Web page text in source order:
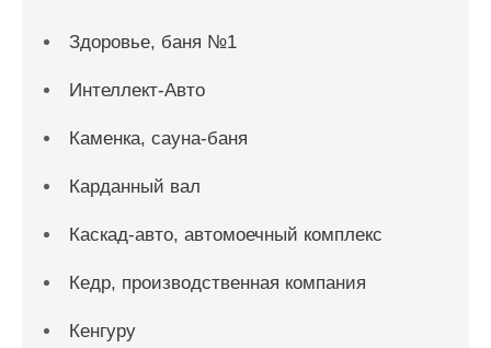
Здоровье, баня №1
Интеллект-Авто
Каменка, сауна-баня
Карданный вал
Каскад-авто, автомоечный комплекс
Кедр, производственная компания
Кенгуру